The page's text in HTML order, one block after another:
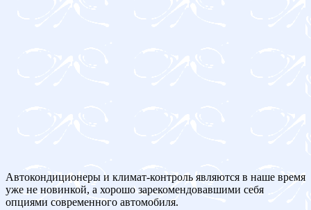
Автокондиционеры и климат-контроль являются в наше время
уже не новинкой, а хорошо зарекомендовавшими себя
опциями современного автомобиля.